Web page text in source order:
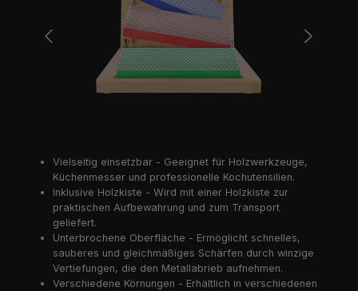
Vielseitig einsetzbar - Geeignet für Holzwerkzeuge,
Küchenmesser und professionelle Kochutensilien.
Inklusive Holzkiste - Wird mit einer Holzkiste zur
praktischen Aufbewahrung und zum Transport
geliefert.
Unterbrochene Oberfläche - Ermöglicht schnelles,
sauberes und gleichmäßiges Schärfen durch winzige
Vertiefungen, die den Metallabrieb aufnehmen.
Verschiedene Körnungen - Erhältlich in verschiedenen